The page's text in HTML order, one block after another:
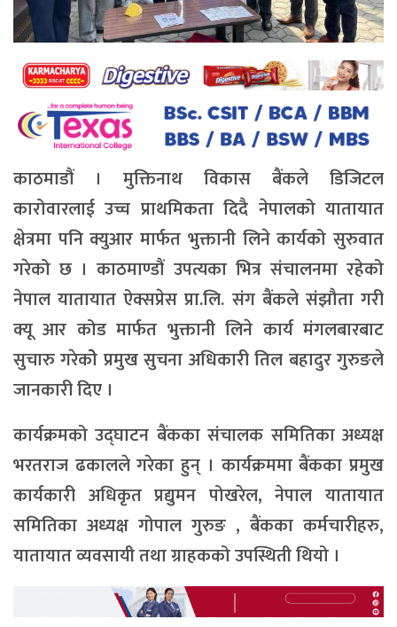
काठमाडौं । मुक्तिनाथ विकास बैंकले डिजिटल
कारोवारलाई उच्च प्राथमिकता दिदै नेपालको यातायात
क्षेत्रमा पनि क्युआर मार्फत भुक्तानी लिने कार्यको सुरुवात
गरेको छ । काठमाण्डौं उपत्यका भित्र संचालनमा रहेको
नेपाल यातायात ऐक्सप्रेस प्रा.लि. संग बैंकले संझौता गरी
क्यू आर कोड मार्फत भुक्तानी लिने कार्य मंगलबारबाट
सुचारु गरेकोे प्रमुख सुचना अधिकारी तिल बहादुर गुरुङले
जानकारी दिए ।
कार्यक्रमको उद्घाटन बैंकका संचालक समितिका अध्यक्ष
भरतराज ढकालले गरेका हुन् । कार्यक्रममा बैंकका प्रमुख
कार्यकारी अधिकृत प्रद्युमन पोखरेल, नेपाल यातायात
समितिका अध्यक्ष गोपाल गुरुङ , बैंकका कर्मचारीहरु,
यातायात व्यवसायी तथा ग्राहकको उपस्थिती थियो ।